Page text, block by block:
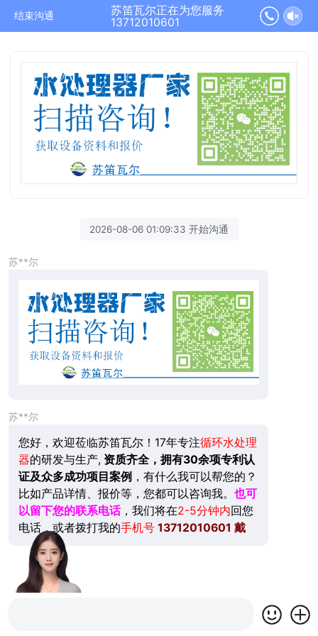
结束沟通
苏笛瓦尔正在为您服务
13712010601
2026-08-06 01:09:33 开始沟通
苏**尔
苏**尔
您好，欢迎莅临苏笛瓦尔！17年专注循环水处理
器的研发与生产, 资质齐全，拥有30余项专利认
证及众多成功项目案例 ，有什么我可以帮您的？
比如产品详情、报价等，您都可以咨询我。 也可
以留下您的联系电话，我们将在2-5分钟内回您
电话，或者拨打我的手机号 13712010601 戴